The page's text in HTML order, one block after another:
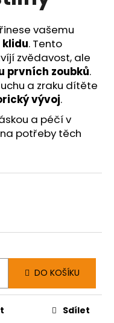
vašemu
. Tento
zvědavost, ale
prvních zoubků.
a zraku dítěte
vývoj.
a péčí v
potřeby těch
DO KOŠÍKU
Sdílet